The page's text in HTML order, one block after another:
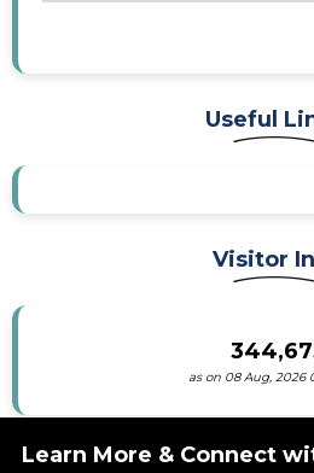
Useful
Visitor
as on 08 Aug, 2026
Learn More & Connect